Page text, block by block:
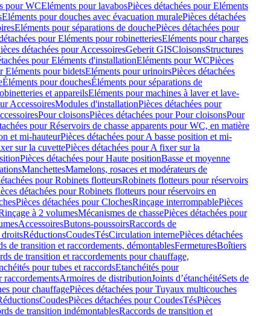
pour WCEléments pour lavabosPièces détachées pour Eléments
Eléments pour douches avec évacuation muralePièces détachées
Eléments pour séparations de douchePièces détachées pour
pour Eléments pour robinetteriesEléments pour charges
détachées pour AccessoiresGeberit GISCloisonsStructures
pour Eléments d'installationEléments pour WCPièces
Eléments pour bidetsEléments pour urinoirsPièces détachées
Éléments pour douchesÉléments pour séparations de
et appareilsEléments pour machines à laver et lave-
AccessoiresModules d'installationPièces détachées pour
Pour cloisonsPièces détachées pour Pour cloisonsPour
pour Réservoirs de chasse apparents pour WC, en matière
et mi-hauteurPièces détachées pour A basse position et mi-
sur la cuvettePièces détachées pour A fixer sur la
Pièces détachées pour Haute positionBasse et moyenne
ManchettesMamelons, rosaces et modérateurs de
pour Robinets flotteursRobinets flotteurs pour réservoirs
détachées pour Robinets flotteurs pour réservoirs en
Pièces détachées pour ClochesRinçage interrompablePièces
à 2 volumesMécanismes de chassePièces détachées pour
AccessoiresButons-poussoirsRaccords de
droitsRéductionsCoudesTésCirculation internePièces détachées
de transition et raccordements, démontablesFermeturesBoîtiers
de transition et raccordements pour chauffage,
pour tubes et raccordsEtanchéités pour
Armoires de distributionJoints d’étanchéitéSets de
pour chauffagePièces détachées pour Tuyaux multicouches
CoudesPièces détachées pour CoudesTésPièces
de transition indémontablesRaccords de transition et